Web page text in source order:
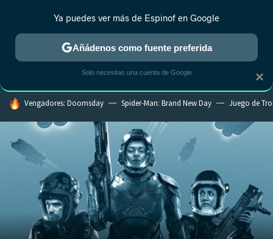
ESTRENOS REALITY ANIME RANKINGS CINE
HOY SE HABLA DE
Vengadores: Doomsday Spider-Man: Brand New Day Juego de
×
Ya puedes ver más de Espinof en Google
Añádenos como fuente preferida
Solo necesitas una cuenta de Google